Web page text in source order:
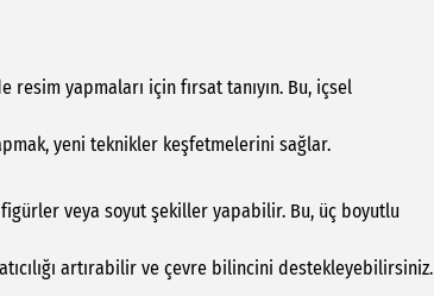
yapmaları için fırsat tanıyın. Bu, içsel
yeni teknikler keşfetmelerini sağlar.
figürler veya soyut şekiller yapabilir. Bu, üç boyutlu
artırabilir ve çevre bilincini destekleyebilirsiniz.